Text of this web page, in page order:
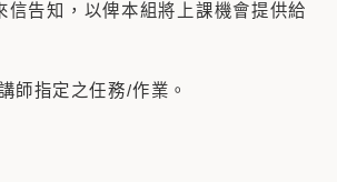
信告知，以俾本組將上課機會提供給
師指定之任務/作業。